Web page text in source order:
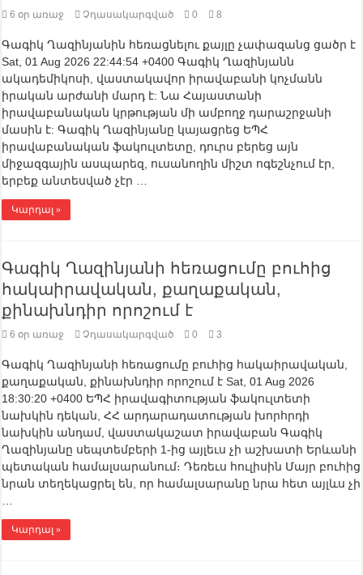
6 օր առաջ Չդասակարգված 0 8
Գագիկ Ղազինյանին հեռացնելու քայլը չափազանց ցածր է
Sat, 01 Aug 2026 22:44:54 +0400 Գագիկ Ղազինյանն
ակադեմիկոսի, վաստակավոր իրավաբանի կոչմանն
իրական արժանի մարդ է: Նա Հայաստանի
իրավաբանական կրթության մի ամբողջ դարաշրջանի
մասին է: Գագիկ Ղազինյանը կայացրեց ԵՊՀ
իրավաբանական ֆակուլտետը, դուրս բերեց այն
միջազգային ասպարեզ, ուսանողին միշտ ոգեշնչում էր,
երբեք անտեսված չէր …
Կարդալ »
Գագիկ Ղազինյանի հեռացումը բուհից
հակաիրավական, քաղաքական,
քինախնդիր որոշում է
6 օր առաջ Չդասակարգված 0 3
Գագիկ Ղազինյանի հեռացումը բուհից հակաիրավական,
քաղաքական, քինախնդիր որոշում է Sat, 01 Aug 2026
18:30:20 +0400 ԵՊՀ իրավագիտության ֆակուլտետի
նախկին դեկան, ՀՀ արդարադատության խորհրդի
նախկին անդամ, վաստակաշատ իրավաբան Գագիկ
Ղազինյանը սեպտեմբերի 1-ից այլեւս չի աշխատի Երևանի
պետական համալսարանում։ Դեռեւս հուլիսին Մայր բուհից
նրան տեղեկացրել են, որ համալսարանը նրա հետ այլևս չի
…
Կարդալ »